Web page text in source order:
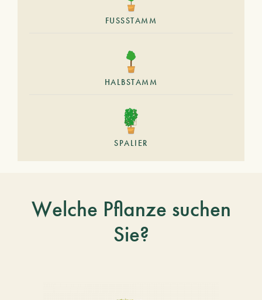
FUSSSTAMM
HALBSTAMM
SPALIER
Welche Pflanze suchen
Sie?